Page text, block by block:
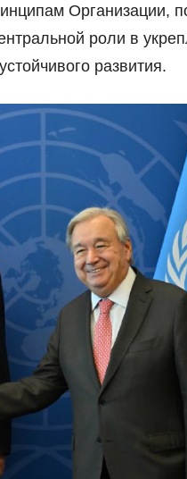
Организации,
роли в
развития.